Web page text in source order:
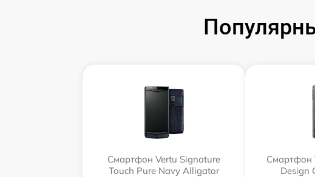
Смартфон Vertu Signature
Touch Pure Navy Alligator
Смартфон
Design